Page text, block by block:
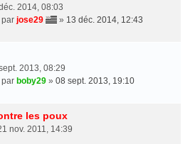
2014, 08:03
par jose29 » 13 déc. 2014, 12:43
2013, 08:29
par boby29 » 08 sept. 2013, 19:10
les poux
nov. 2011, 14:39